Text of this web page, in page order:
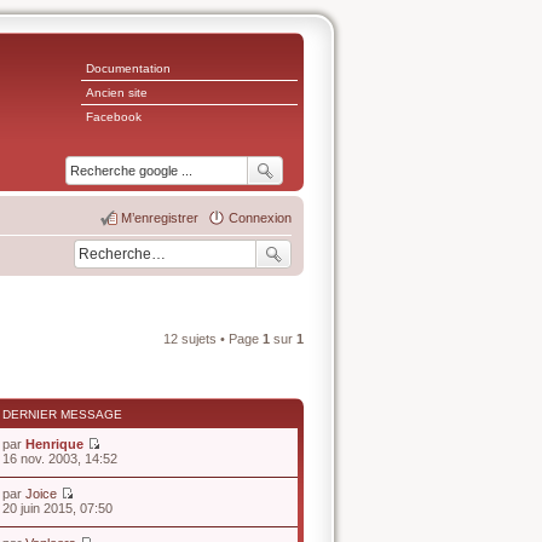
Documentation
Ancien site
Facebook
Connexion
M’enregistrer
12 sujets • Page 1 sur 1
DERNIER MESSAGE
par Henrique
V
l
e
16 nov. 2003, 14:52
par Joice
V
o
20 juin 2015, 07:50